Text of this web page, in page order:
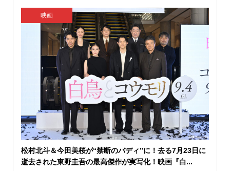
映画
松村北斗＆今田美桜が“禁断のバディ”に！去る7月23日に
逝去された東野圭吾の最高傑作が実写化！映画『白...